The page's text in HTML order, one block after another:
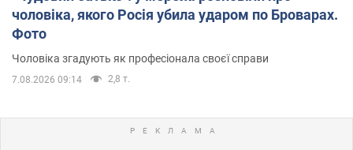
чоловіка, якого Росія убила ударом по Броварах.
Фото
Чоловіка згадують як професіонала своєї справи
7.08.2026 09:14 2,8 т.